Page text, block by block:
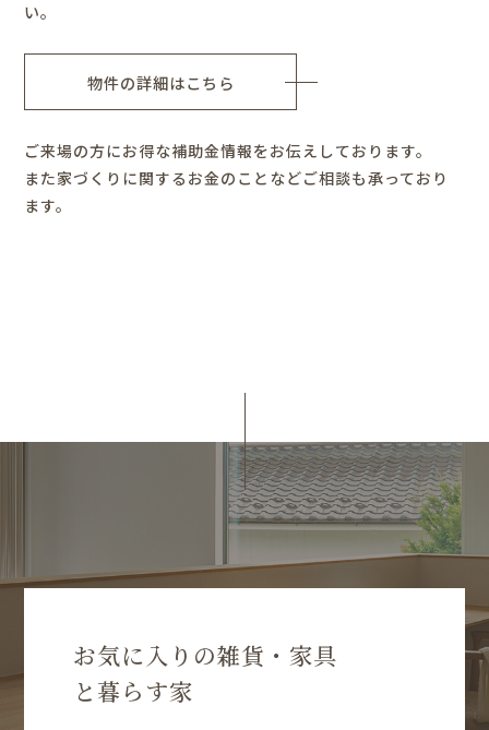
い。
物件の詳細はこちら
ご来場の方にお得な補助金情報をお伝えしております。
また家づくりに関するお金のことなどご相談も承っており
ます。
お気に入りの雑貨・家具
と暮らす家